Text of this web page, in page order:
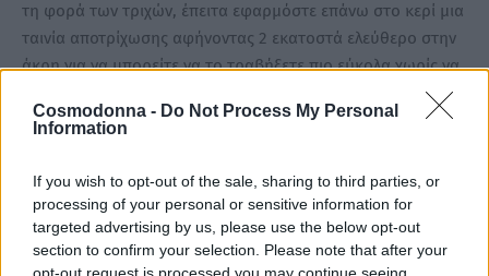
Cosmodonna - Do Not Process My Personal
Information
If you wish to opt-out of the sale, sharing to third parties, or
processing of your personal or sensitive information for
targeted advertising by us, please use the below opt-out
section to confirm your selection. Please note that after your
opt-out request is processed you may continue seeing
τη φορά των τριχών, έπειτα εφαρμόστε επάνω στο κερί μια
ταινία αποτρίχωσης αφήνοντας 2 εκατοστά ελεύθερο στην
άκρη για να μπορείτε να το τραβήξετε πιο εύκολα χωρίς να
λερωθείτε. Τραβήξτε την ταινία με φορά αντίθετη από αυτή
των τριχών κράτωντας τραβηγμένο το δέρμα σας. Εάν δεν
την επόμενη φορά και να το ξαναλιώσετε. Το κερί μπορεί να
λιώσει όσες φορές επιθυμείτε.
Ποσότητα